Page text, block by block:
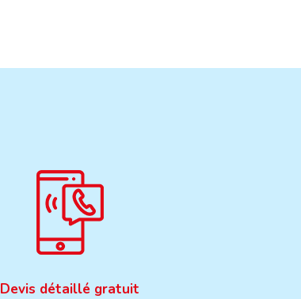
Devis détaillé gratuit